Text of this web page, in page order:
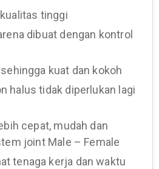
tinggi
dibuat dengan kontrol
kuat dan kokoh
halus tidak diperlukan lagi
cepat, mudah dan
joint Male – Female
tenaga kerja dan waktu